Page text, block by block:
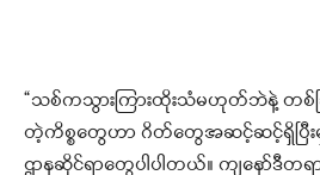
“သစ်ကသွားကြားထိုးသံမဟုတ်ဘဲနဲ့ တစ်ခ
တဲ့ကိစ္စတွေဟာ ဂိတ်တွေအဆင့်ဆင့်ရှိပြီ
ဌာနဆိုင်ရာတွေပါပါတယ်။ ကျနော်ဒီတရာ